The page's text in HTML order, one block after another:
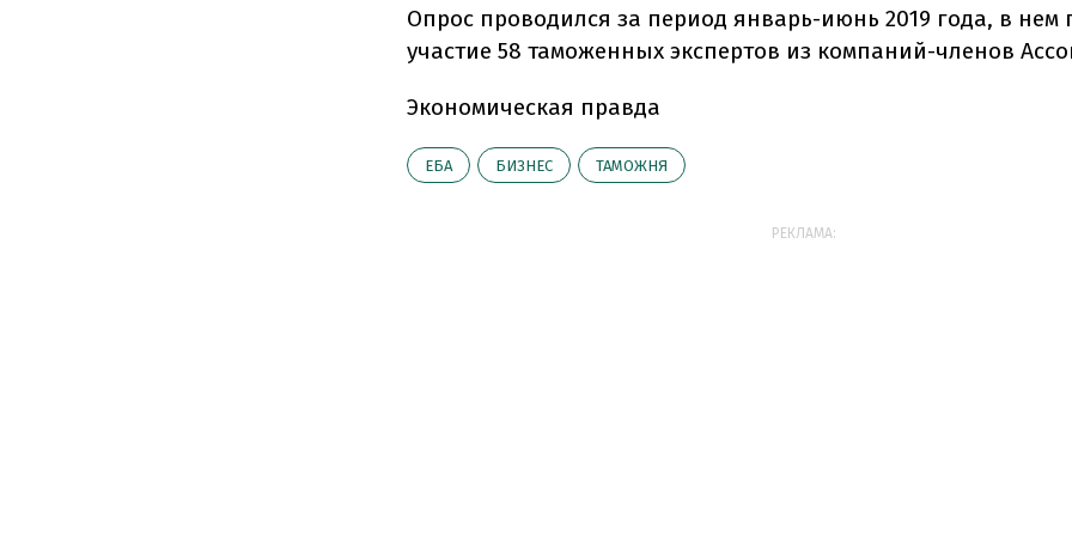
Опрос проводился за период январь-июнь 2019 года, в нем
участие 58 таможенных экспертов из компаний-членов
Экономическая правда
ЕБА БИЗНЕС ТАМОЖНЯ
РЕКЛАМА: